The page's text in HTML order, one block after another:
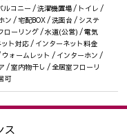
ルコニー / 洗濯機置場 / トイレ /
ン / 宅配BOX / 洗面台 / システ
ローリング / 水道(公営) / 電気
ト対応 / インターネット料金
ォームレット / インターホン /
/ 室内物干し / 全居室フローリ
可
ス